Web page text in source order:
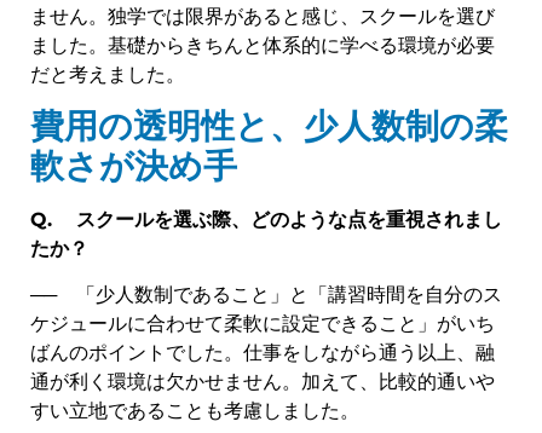
ません。独学では限界があると感じ、スクールを選び
ました。基礎からきちんと体系的に学べる環境が必要
だと考えました。
費用の透明性と、少人数制の柔
軟さが決め手
Q.
スクールを選ぶ際、どのような点を重視されまし
たか？
── 「少人数制であること」と「講習時間を自分のス
ケジュールに合わせて柔軟に設定できること」がいち
ばんのポイントでした。仕事をしながら通う以上、融
通が利く環境は欠かせません。加えて、比較的通いや
すい立地であることも考慮しました。